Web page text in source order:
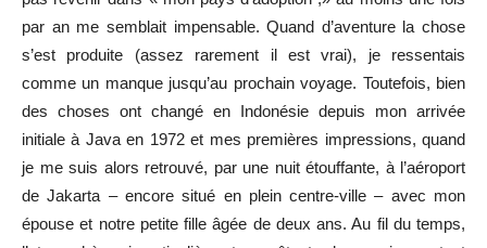
par an me semblait impensable. Quand d’aventure la chose
s’est produite (assez rarement il est vrai), je ressentais
comme un manque jusqu’au prochain voyage. Toutefois, bien
des choses ont changé en Indonésie depuis mon arrivée
initiale à Java en 1972 et mes premières impressions, quand
je me suis alors retrouvé, par une nuit étouffante, à l’aéroport
de Jakarta – encore situé en plein centre-ville – avec mon
épouse et notre petite fille âgée de deux ans. Au fil du temps,